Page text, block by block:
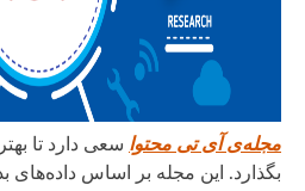
مجله‌ی آی تی محتوا سعی دارد تا
بگذارد. این مجله بر اساس